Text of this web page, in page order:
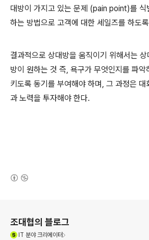
대방이 가지고 있는 문제 (pain point)를 식
하는 방법으로 고객에 대한 세일즈를 하도
결과적으로 상대방을 움직이기 위해서는
방이 원하는 것 즉, 욕구가 무엇인지를 파악
키도록 동기를 부여해야 하며, 그 과정은
과 노력을 투자해야 한다.
조대협의 블로그
IT 분야 크리에이터